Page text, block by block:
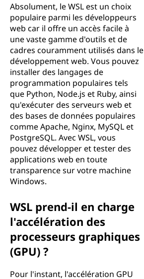
Absolument, le WSL est un choix
populaire parmi les développeurs
web car il offre un accès facile à
une vaste gamme d'outils et de
cadres couramment utilisés dans le
développement web. Vous pouvez
installer des langages de
programmation populaires tels
que Python, Node.js et Ruby, ainsi
qu'exécuter des serveurs web et
des bases de données populaires
comme Apache, Nginx, MySQL et
PostgreSQL. Avec WSL, vous
pouvez développer et tester des
applications web en toute
transparence sur votre machine
Windows.
WSL prend-il en charge
l'accélération des
processeurs graphiques
(GPU) ?
Pour l'instant, l'accélération GPU